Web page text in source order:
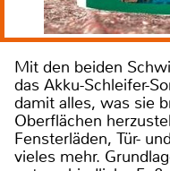
Mit den beiden
das Akku-Schleifer-
damit alles, was sie
Oberflächen
Fensterläden, Tür-
vieles mehr.